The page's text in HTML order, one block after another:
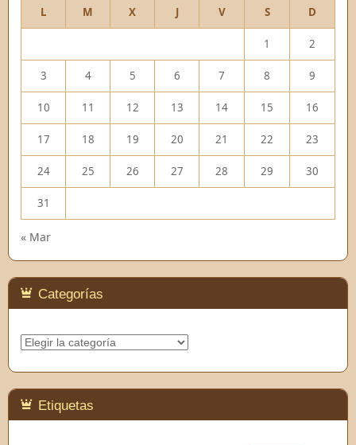
L
M X J V S D
1 2
3 4 5 6 7 8 9
10 11 12 13 14 15 16
17 18 19 20 21 22 23
24 25 26 27 28 29 30
31
« Mar
Categorías
Categorías
Etiquetas